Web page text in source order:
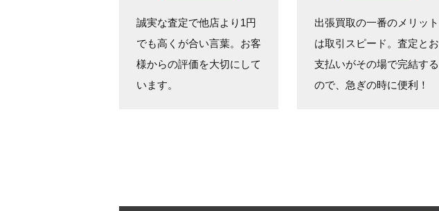
誠実な査定で他店より1円
でも高くが合い言葉。お客
様からの評価を大切にして
います。
出張買取の一番のメリット
は取引スピード。査定とお
支払いがその場で完結する
ので、急ぎの時に便利！